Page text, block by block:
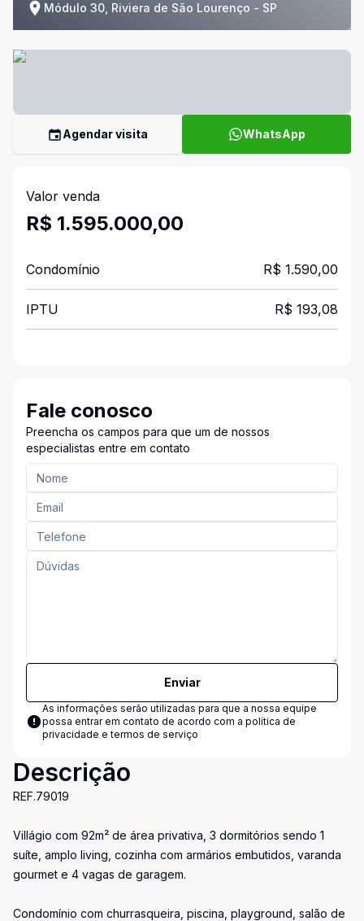
Módulo 30, Riviera de São Lourenço - SP
Agendar visita WhatsApp
Valor venda
R$ 1.595.000,00
Condomínio R$ 1.590,00
IPTU R$ 193,08
Fale conosco
Preencha os campos para que um de nossos
especialistas entre em contato
Enviar
As informações serão utilizadas para que a nossa equipe
possa entrar em contato de acordo com a política de
privacidade e termos de serviço
Descrição
REF.79019
Villágio com 92m² de área privativa, 3 dormitórios sendo 1
suíte, amplo living, cozinha com armários embutidos, varanda
gourmet e 4 vagas de garagem.
Condomínio com churrasqueira, piscina, playground, salão de